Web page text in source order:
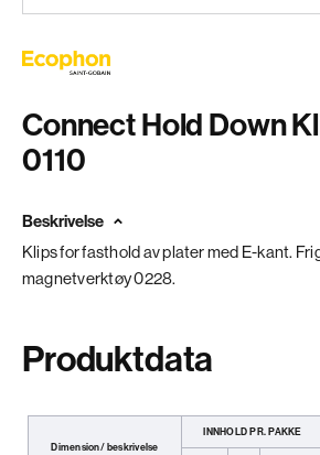
Connect Hold Down
0110
Beskrivelse
Klips for fasthold av plater med E-kant.
magnetverktøy 0228.
Produktdata
Dimension/ beskrivelse
INNHOLD PR. PAKKE